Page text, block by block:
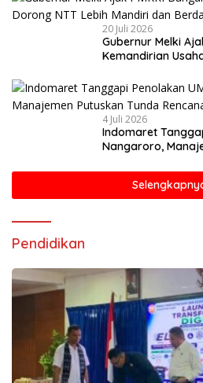
20 Juli 2026
Gubernur Melki
Kemandirian
4 Juli 2026
Indomaret
Nangaroro,
Pendidikan